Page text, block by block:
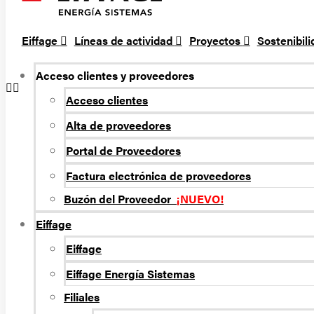
Eiffage Líneas de actividad Proyectos
Acceso clientes y proveedores
Acceso clientes
Alta de proveedores
Portal de Proveedores
Factura electrónica de proveedores
Buzón del Proveedor ¡NUEVO!
Eiffage
Eiffage
Eiffage Energí­a Sistemas
Filiales